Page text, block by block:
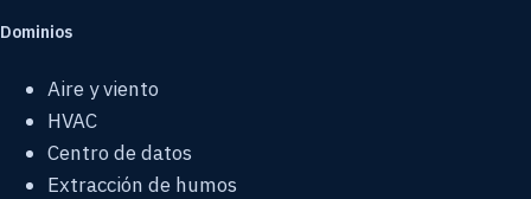
Dominios
Aire y viento
HVAC
Centro de datos
Extracción de humos